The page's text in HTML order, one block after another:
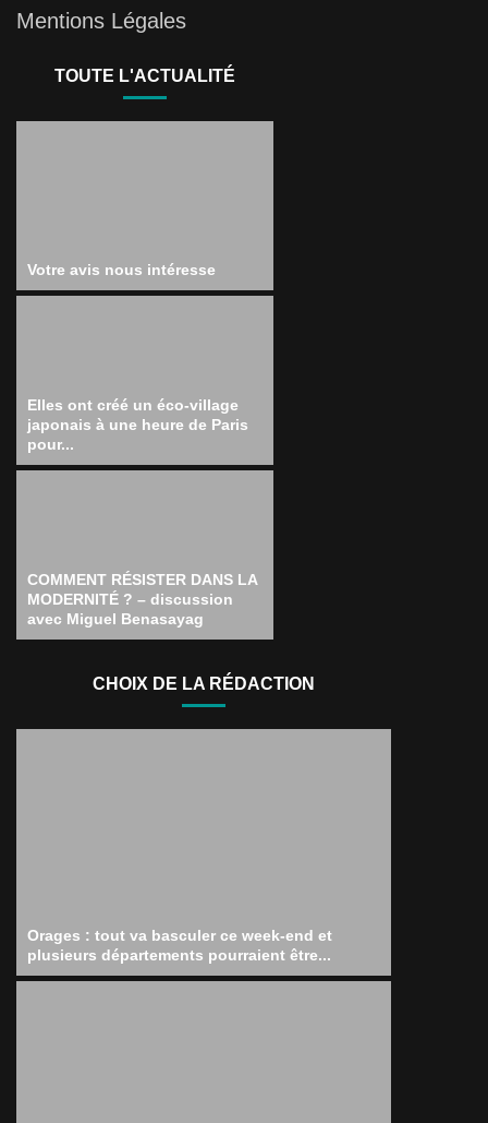
Mentions Légales
TOUTE L'ACTUALITÉ
Votre avis nous intéresse
Elles ont créé un éco-village
japonais à une heure de Paris
pour...
COMMENT RÉSISTER DANS LA
MODERNITÉ ? – discussion
avec Miguel Benasayag
CHOIX DE LA RÉDACTION
Orages : tout va basculer ce week-end et
plusieurs départements pourraient être...